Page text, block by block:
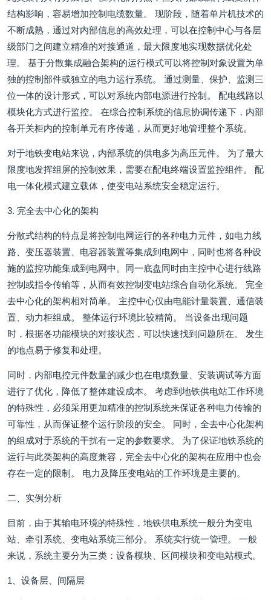
结构影响，容易增加控制电缆数量。 现阶段，随着单片机技术的
不断成熟，通过对内部信息的高效处理，可以在控制中心与各层
级部门之间建立精准的对接通道，最大限度地实现数据优化处
理。 基于分散集成融合架构的运行模式可以将控制对象设置为单
独的控制部件或独立的电力运行系统。 通过测量、保护、监测三
位一体的设计形式，可以对系统内部电源进行控制。 配电线路以
模块化方式进行监控。 在综合控制系统的信息协调传递下，内部
各开关柜内的控制单元有序传递，从而更好地管理整个系统。
对于地铁变电站来说，内部系统的供电多为高压元件。 为了最大
限度地发挥组屏的控制效果，需要在配电终端设置监控组件。 配
电一体化模式建立载体，使变电站系统安全稳定运行。
3. 完全去中心化的架构
分散式结构的特点是将控制电网运行的各种电力元件，如电力线
路、变压器装置、电容器装置等集成到电网中，同时也将各种设
施的监控功能集成到电网中。同一底盘同时由主控中心进行线路
控制或指令传输等，从而有效控制变电站综合自动化系统。 完全
去中心化的架构相对简单。 主控中心仅由电能计量装置、通信装
置、动力柜组成。 整体运行环境比较精简。 当设备出现问题
时，根据各功能模块的对接状态，可以快速找到问题所在。 发生
的地点易于修复和处理。
同时，内部电控元件数量的减少也在电缆数量、安装调试等方面
进行了优化，降低了整体建设成本。 考虑到地铁供电站工作环境
的特殊性，必须采用更加精准的控制系统来保证各种电力传输的
可靠性，从而保证整个运行阶段的安全。 同时，全去中心化架构
的组成对于系统的干扰有一定的参数要求。 为了保证地铁系统的
运行与此类架构的高度兼容，完全去中心化的架构在应用中也会
存在一定的限制。 电力及降压变电站的工作环境是主要的。
二、实例分析
目前，由于其输电环境的特殊性，地铁供电系统一般分为变电
站、牵引系统、变电站系统三部分。 系统实行统一管理。 一般
来说，系统主要分为三类：设备模块、区间模块和变电站模式。
1、设备层、间隔层